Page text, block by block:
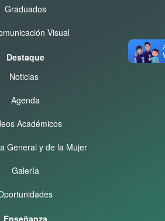
Graduados
Visual
Destaque
Noticias
Agenda
Académicos
General y de la Mujer
Galería
Enseñanza